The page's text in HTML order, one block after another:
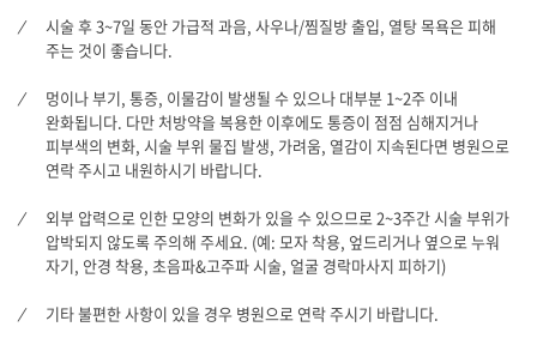
시술 후 3~7일 동안 가급적 과음, 사우나/찜질방 출입, 열탕 목욕은 피해
주는 것이 좋습니다.
멍이나 부기, 통증, 이물감이 발생될 수 있으나 대부분 1~2주 이내
완화됩니다. 다만 처방약을 복용한 이후에도 통증이 점점 심해지거나
피부색의 변화, 시술 부위 물집 발생, 가려움, 열감이 지속된다면 병원으로
연락 주시고 내원하시기 바랍니다.
외부 압력으로 인한 모양의 변화가 있을 수 있으므로 2~3주간 시술 부위가
압박되지 않도록 주의해 주세요. (예: 모자 착용, 엎드리거나 옆으로 누워
자기, 안경 착용, 초음파&고주파 시술, 얼굴 경락마사지 피하기)
기타 불편한 사항이 있을 경우 병원으로 연락 주시기 바랍니다.